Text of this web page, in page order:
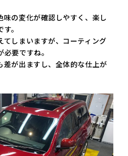
味の変化が確認しやすく、楽し
。
てしまいますが、コーティング
要ですね。
差が出ますし、全体的な仕上が